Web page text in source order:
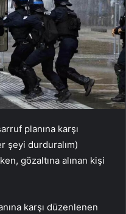
planına karşı
şeyi durduralım)
gözaltına alınan kişi
karşı düzenlenen